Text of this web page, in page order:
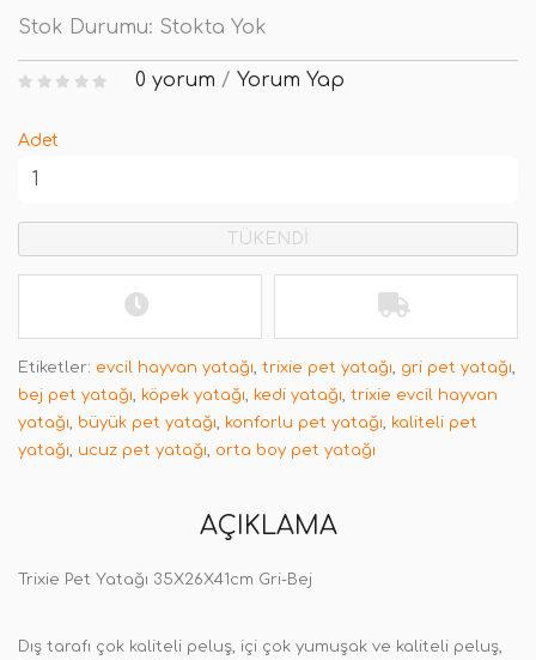
Stok Durumu: Stokta Yok
0 yorum / Yorum Yap
Adet
TÜKENDİ
Etiketler: evcil hayvan yatağı, trixie pet yatağı, gri pet yatağı,
bej pet yatağı, köpek yatağı, kedi yatağı, trixie evcil hayvan
yatağı, büyük pet yatağı, konforlu pet yatağı, kaliteli pet
yatağı, ucuz pet yatağı, orta boy pet yatağı
AÇIKLAMA
Trixie Pet Yatağı 35X26X41cm Gri-Bej
Dış tarafı çok kaliteli peluş, içi çok yumuşak ve kaliteli peluş,